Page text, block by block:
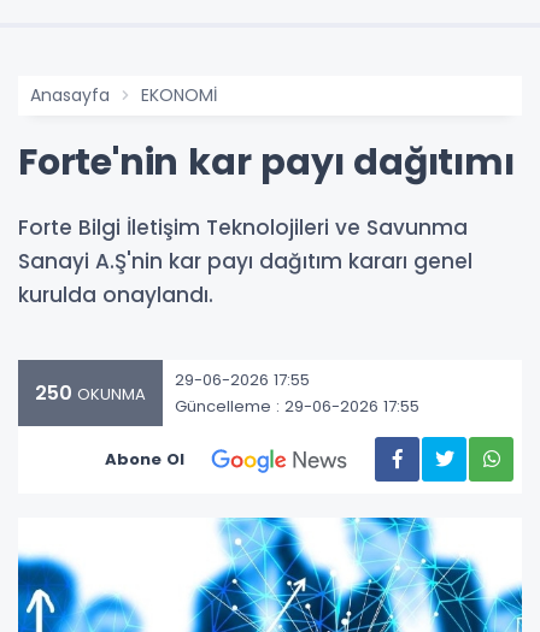
Anasayfa EKONOMİ
Forte'nin kar payı dağıtımı
Forte Bilgi İletişim Teknolojileri ve Savunma
Sanayi A.Ş'nin kar payı dağıtım kararı genel
kurulda onaylandı.
250 OKUNMA
29-06-2026 17:55
Güncelleme : 29-06-2026 17:55
Abone Ol